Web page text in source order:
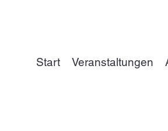
Start Veranstaltungen